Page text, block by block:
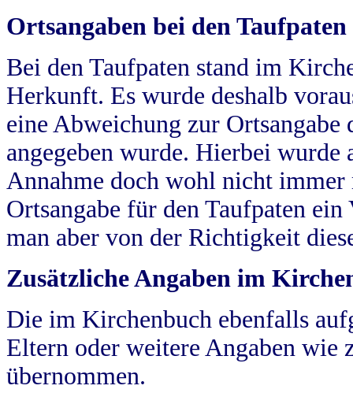
Ortsangaben bei den Taufpaten
Bei den Taufpaten stand im
Herkunft. Es wurde deshalb
eine Abweichung zur
angegeben wurde. Hierbei wurde
Annahme doch wohl nicht
Ortsangabe für den Taufpaten
man aber von der Richtigkeit
Zusätzliche Angaben im
Die im Kirchenbuch ebenfalls
Eltern oder weitere Angaben wie
übernommen.